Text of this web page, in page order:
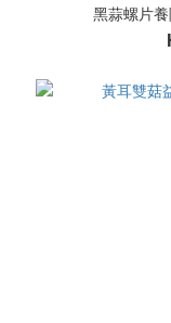
黑蒜螺片